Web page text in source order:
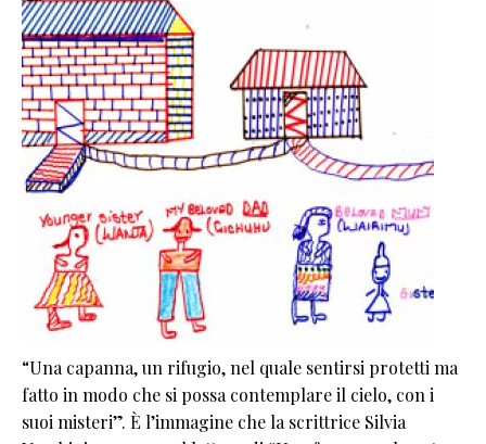
“Una capanna, un rifugio, nel quale sentirsi protetti ma
fatto in modo che si possa contemplare il cielo, con i
suoi misteri”. È l’immagine che la scrittrice Silvia